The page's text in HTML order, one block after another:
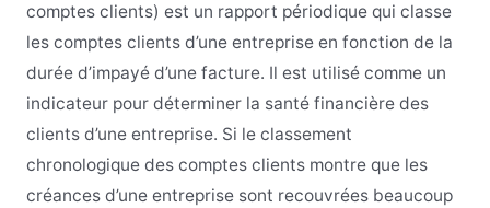
comptes clients) est un rapport périodique qui classe
les comptes clients d’une entreprise en fonction de la
durée d’impayé d’une facture. Il est utilisé comme un
indicateur pour déterminer la santé financière des
clients d’une entreprise. Si le classement
chronologique des comptes clients montre que les
créances d’une entreprise sont recouvrées beaucoup